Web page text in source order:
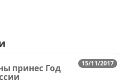
15/11/2017
принес Год